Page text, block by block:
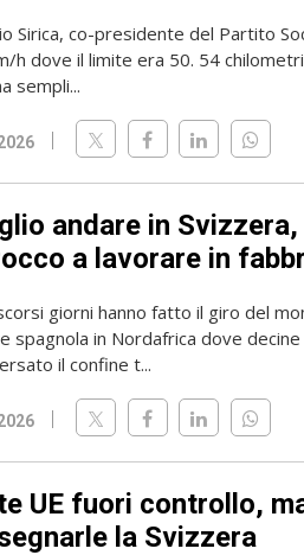
Sirica, co-presidente del Partito
h dove il limite era 50. 54
sempli...
andare in
a lavorare in
giorni hanno fatto il giro del
spagnola in Nordafrica dove
il confine t...
UE fuori controllo,
la Svizzera